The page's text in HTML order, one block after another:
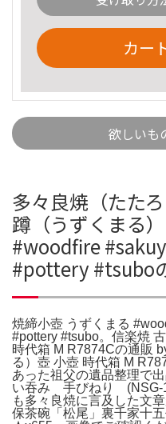
カー
欲しいも
多々良焼（たた
蹲（うずくまる
#woodfire
#pottery #tsubo
焼締小壺 うずくまる
#pottery #tsubo。信楽焼
時代箱 M R7874Cの通販
る）壺 小壺 時代箱 M
あった祖父の遺品整理
い吞み 手びねり (NSG-
も多々良焼に言及した
保茶碗「松尾」裏千家十